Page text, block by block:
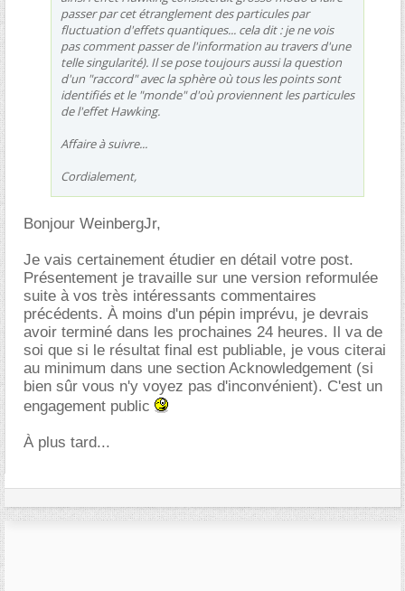
passer par cet étranglement des particules par
fluctuation d'effets quantiques... cela dit : je ne vois
pas comment passer de l'information au travers d'une
telle singularité). Il se pose toujours aussi la question
d'un "raccord" avec la sphère où tous les points sont
identifiés et le "monde" d'où proviennent les particules
de l'effet Hawking.
Affaire à suivre...
Cordialement,
Bonjour WeinbergJr,
Je vais certainement étudier en détail votre post.
Présentement je travaille sur une version reformulée
suite à vos très intéressants commentaires
précédents. À moins d'un pépin imprévu, je devrais
avoir terminé dans les prochaines 24 heures. Il va de
soi que si le résultat final est publiable, je vous citerai
au minimum dans une section Acknowledgement (si
bien sûr vous n'y voyez pas d'inconvénient). C'est un
engagement public
À plus tard...